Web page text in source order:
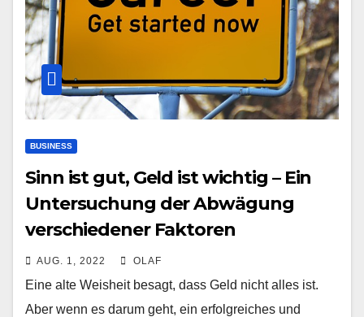
BUSINESS
Sinn ist gut, Geld ist wichtig – Ein
Untersuchung der Abwägung
verschiedener Faktoren
AUG. 1, 2022 OLAF
Eine alte Weisheit besagt, dass Geld nicht alles ist.
Aber wenn es darum geht, ein erfolgreiches und